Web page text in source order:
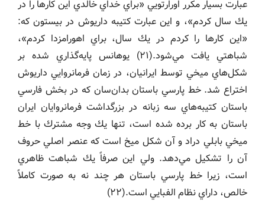
عبارت بسيار مكرر اورارتويي «براي خداي خالدي اين كارها را در
يك سال كردم»، و اين عبارت كتيبه داريوش در بيستون كه:
«اين كارها را كردم در يك سال، براي اهورامزدا كردم»،
شباهتي يافت مي‌شود.(٢١) يوهانس پايه‌گذاري شده بر
شكل‌هاي ميخي توسط ايرانيان، در زمان فرمانروايي داريوش
اختراع شد. خط پارسي باستان بدان‌سان كه در بخش فارسي
باستان كتيبه‌هاي سه زبانه در بزرگداشت فرمانروايان ايران
باستان به كار برده شده است، تنها يك وجه مشترك با خط
ميخي بابلي دراد و آن شكل ميخ است كه عنصر اصلي حروف
آن را تشكيل مي‌دهد. ولي اين صرفاً يك شباهت ظاهري
است، زيرا خط پارسي باستان هر چند نه به صورت كاملاً
خالص، داراي نظام الفبايي است.(٢٢)